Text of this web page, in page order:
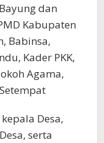
dan
Kabupaten
Babinsa,
Kader PKK,
Agama,
Desa,
serta